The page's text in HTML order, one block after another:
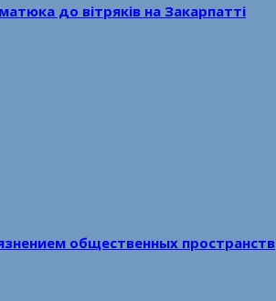
до вітряків на Закарпатті
общественных пространств